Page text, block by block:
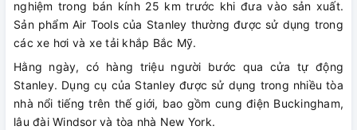
nghiệm trong bán kính 25 km trước khi đưa vào sản xuất.
Sản phẩm Air Tools của Stanley thường được sử dụng trong
các xe hơi và xe tải khắp Bắc Mỹ.
Hằng ngày, có hàng triệu người bước qua cửa tự động
Stanley. Dụng cụ của Stanley được sử dụng trong nhiều tòa
nhà nổi tiếng trên thế giới, bao gồm cung điện Buckingham,
lâu đài Windsor và tòa nhà New York.